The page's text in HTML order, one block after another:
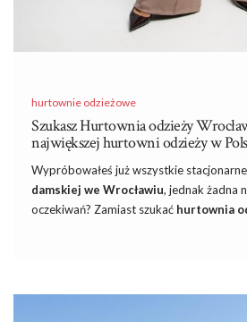
hurtownie odzieżowe
Szukasz Hurtownia odzieży
największej hurtowni odzieży w
Wypróbowałeś już wszystkie stacjonarne
damskiej we Wrocławiu, jednak żadna
oczekiwań? Zamiast szukać hurtownia